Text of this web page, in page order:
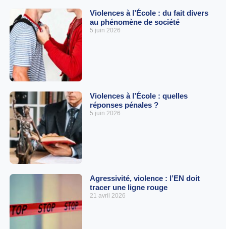
Violences à l’École : du fait divers
au phénomène de société
5 juin 2026
Violences à l’École : quelles
réponses pénales ?
5 juin 2026
Agressivité, violence : l’EN doit
tracer une ligne rouge
21 avril 2026